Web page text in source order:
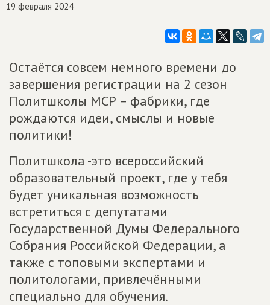
19 февраля 2024
Остаётся совсем немного времени до
завершения регистрации на 2 сезон
Политшколы МСР – фабрики, где
рождаются идеи, смыслы и новые
политики!
Политшкола -это всероссийский
образовательный проект, где у тебя
будет уникальная возможность
встретиться с депутатами
Государственной Думы Федерального
Собрания Российской Федерации, а
также с топовыми экспертами и
политологами, привлечёнными
специально для обучения.